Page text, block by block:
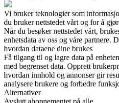
Vi bruker teknologier som
du bruker nettstedet vårt og for å
Når du besøker nettstedet vårt,
enhetsdata av oss og våre partnere.
hvordan dataene dine brukes
Få tilgang til og lagre data på
med begrenset data. Opprett
hvordan innhold og annonser gir
analysere brukere og forbedre
Alternativer